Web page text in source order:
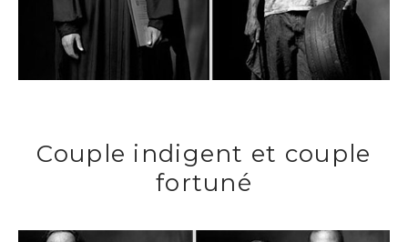
Couple indigent et couple
fortuné